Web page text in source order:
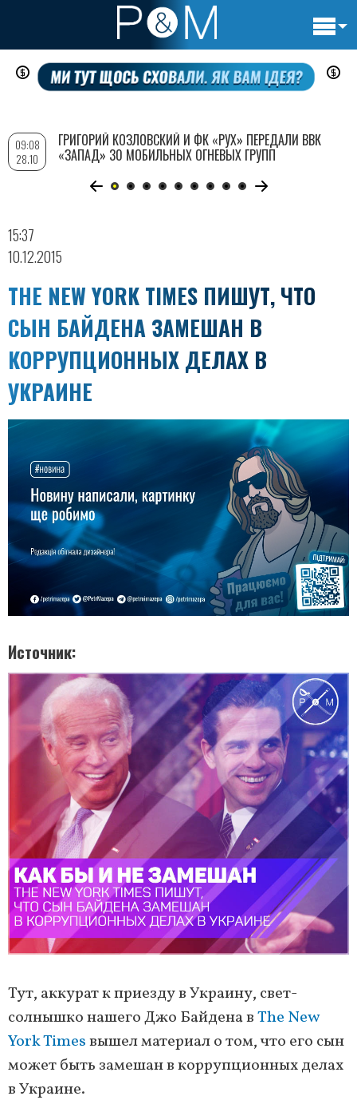
Перейти
содержанию
15:37
10.12.2015
THE NEW YORK TIMES ПИШУТ, ЧТО
СЫН БАЙДЕНА ЗАМЕШАН В
КОРРУПЦИОННЫХ ДЕЛАХ В
УКРАИНЕ
Источник
Тут, аккурат к приезду в Украину, свет-
солнышко нашего Джо Байдена вThe New
York Timesвышел материал о том, что его сын
может быть замешан в коррупционных делах
в Украине.
09:08
28.10
ГРИГОРИЙ КОЗЛОВСКИЙ И ФК «РУХ» ПЕРЕДАЛИ ВВК
«ЗАПАД» 30 МОБИЛЬНЫХ ОГНЕВЫХ ГРУПП